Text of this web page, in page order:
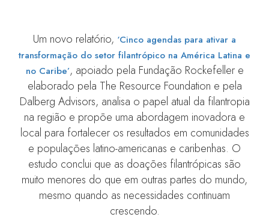
Um novo relatório, ‘Cinco agendas para ativar a
transformação do setor filantrópico na América Latina e
no Caribe’, apoiado pela Fundação Rockefeller e
elaborado pela The Resource Foundation e pela
Dalberg Advisors, analisa o papel atual da filantropia
na região e propõe uma abordagem inovadora e
local para fortalecer os resultados em comunidades
e populações latino-americanas e caribenhas. O
estudo conclui que as doações filantrópicas são
muito menores do que em outras partes do mundo,
mesmo quando as necessidades continuam
crescendo.